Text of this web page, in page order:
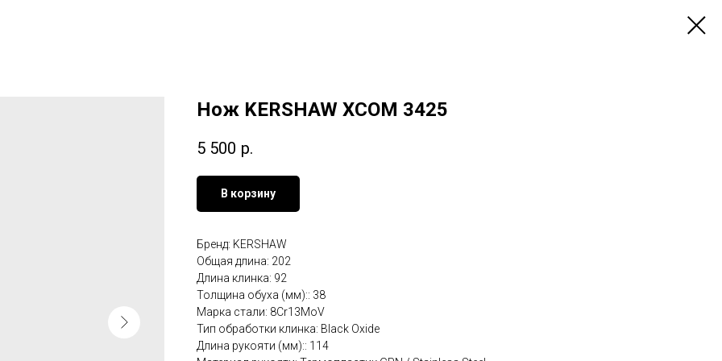
Нож KERSHAW XCOM 3425
5 500 р.
В корзину
Бренд: KERSHAW
Общая длина: 202
Длина клинка: 92
Толщина обуха (мм):: 38
Марка стали: 8Cr13MoV
Тип обработки клинка: Black Oxide
Длина рукояти (мм):: 114